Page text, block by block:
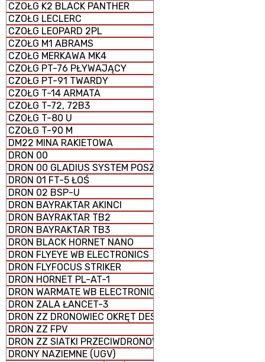
CZOŁG K2 BLACK PANTHER
CZOŁG LECLERC
CZOŁG LEOPARD 2PL
CZOŁG M1 ABRAMS
CZOŁG MERKAWA MK4
CZOŁG PT-76 PŁYWAJĄCY
CZOŁG PT-91 TWARDY
CZOŁG T-14 ARMATA
CZOŁG T-72, 72B3
CZOŁG T-80 U
CZOŁG T-90 M
DM22 MINA RAKIETOWA
DRON 00
DRON 00 GLADIUS SYSTEM POSZUKIWAWCZO-
DRON 01 FT-5 ŁOŚ
DRON 02 BSP-U
DRON BAYRAKTAR AKINCI
DRON BAYRAKTAR TB2
DRON BAYRAKTAR TB3
DRON BLACK HORNET NANO
DRON FLYEYE WB ELECTRONICS
DRON FLYFOCUS STRIKER
DRON HORNET PL-AT-1
DRON WARMATE WB ELECTRONICS
DRON ZALA ŁANCET-3
DRON ZZ DRONOWIEC OKRĘT DESANTOWY
DRON ZZ FPV
DRON ZZ SIATKI PRZECIWDRONOWE (antydronowe)
DRONY NAZIEMNE (UGV)